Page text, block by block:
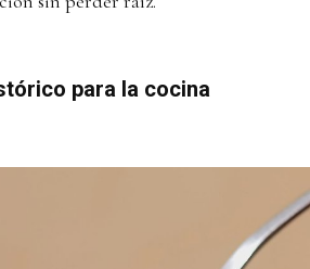
para la cocina